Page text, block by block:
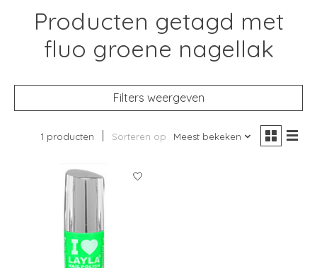
Producten getagd met
fluo groene nagellak
Filters weergeven
1 producten Sorteren op Meest bekeken